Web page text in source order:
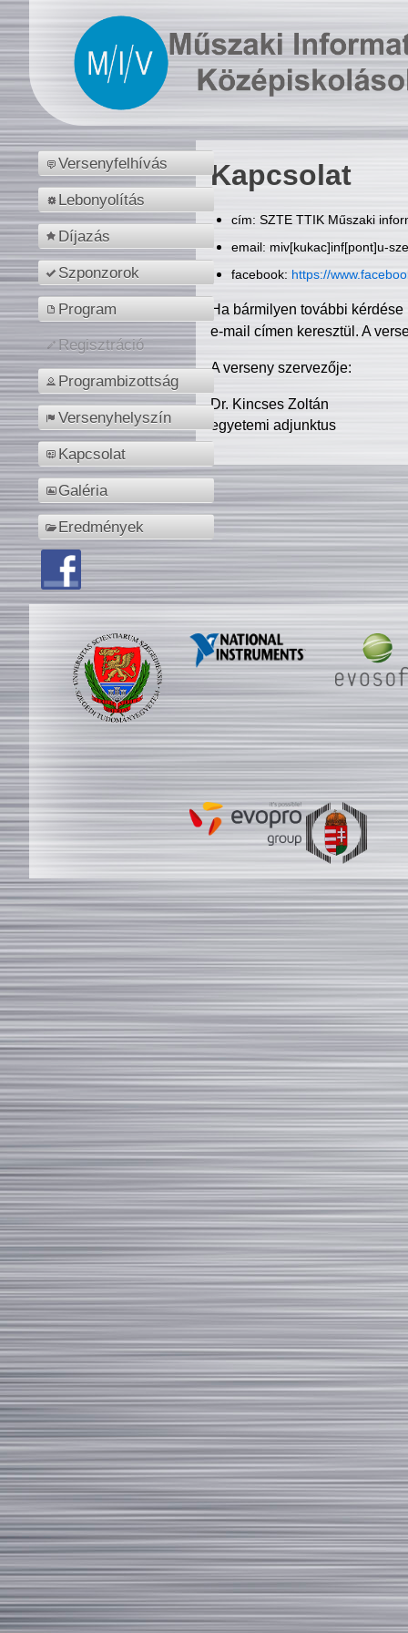
Versenyfelhívás
Lebonyolítás
Díjazás
Szponzorok
Program
Regisztráció
Programbizottság
Versenyhelyszín
Kapcsolat
Galéria
Eredmények
Kapcsolat
cím: SZTE TTIK Műszaki
email: miv[kukac]inf[pont]u-
facebook: https://
Ha bármilyen további
e-mail címen keresztül. A
A verseny szervezője:
Dr. Kincses Zoltán
egyetemi adjunktus